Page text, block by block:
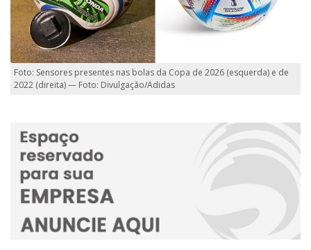
Foto: Sensores presentes nas bolas da Copa de 2026 (esquerda) e de
2022 (direita) — Foto: Divulgação/Adidas